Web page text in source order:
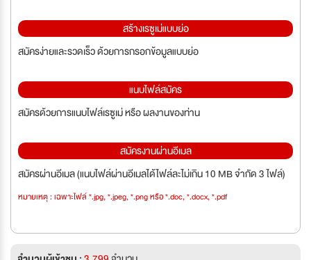
สร้างเรซูเม่แบบย่อ
สมัครง่ายและรวดเร็ว ด้วยการกรอกข้อมูลแบบย่อ
แนบไฟล์สมัคร
สมัครด้วยการแนบไฟล์เรซูเม่ หรือ ผลงานของท่าน
สมัครงานผ่านอีเมล
สมัครผ่านอีเมล (แนบไฟล์ผ่านอีเมลได้ไฟล์ละไม่เกิน 10 MB จำกัด 3 ไฟล์)
หมายเหตุ : เฉพาะไฟล์ *.jpg, *.jpeg, *.png หรือ *.doc, *.docx, *.pdf